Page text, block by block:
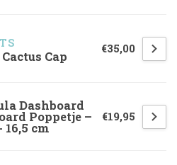
Cap
€35,00
Dashboard
Poppetje –
16,5 cm
€19,95